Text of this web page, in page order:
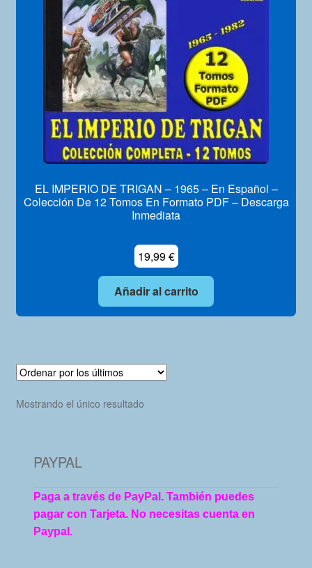
Mi Cuenta
EL IMPERIO DE TRIGAN – 1965 – En Español –
Colección De 12 Tomos En Formato PDF – Descarga
Inmediata
19,99€
Añadir al carrito
Mostrando el único resultado
PAYPAL
Paga a través de PayPal. También puedes
pagar con Tarjeta. No necesitas cuenta en
Paypal.